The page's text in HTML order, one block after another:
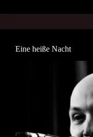
Eine heiße Nacht